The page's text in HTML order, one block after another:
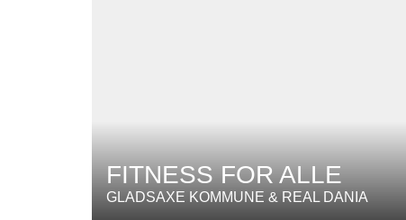
FITNESS FOR ALLE
GLADSAXE KOMMUNE & REAL DANIA